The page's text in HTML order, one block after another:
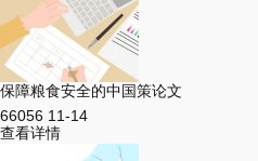
保障粮食安全的中国策论文
66056 11-14
查看详情